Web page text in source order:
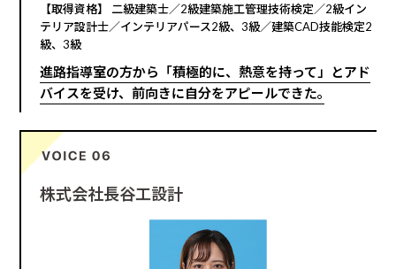
【取得資格】 二級建築士／2級建築施工管理技術検定／2級イン
テリア設計士／インテリアパース2級、3級／建築CAD技能検定2
級、3級
進路指導室の方から「積極的に、熱意を持って」とアド
バイスを受け、前向きに自分をアピールできた｡
株式会社長谷工設計